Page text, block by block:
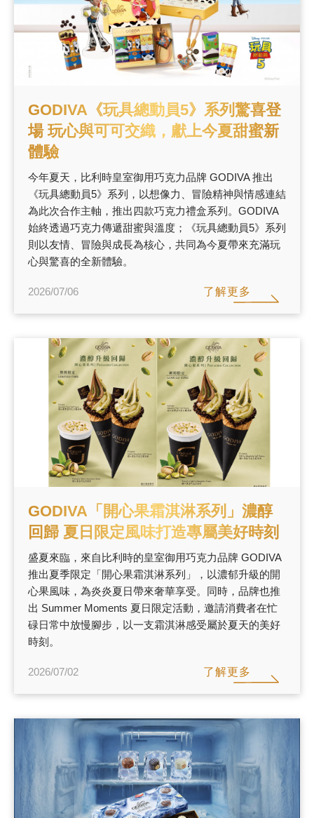
霜淇淋
飲品
蛋糕
可芙
GODIVA《玩具總動員5》系列驚喜登
場 玩心與可可交織，獻上今夏甜蜜新
體驗
今年夏天，比利時皇室御用巧克力品牌 GODIVA 推出
《玩具總動員5》系列，以想像力、冒險精神與情感連結
為此次合作主軸，推出四款巧克力禮盒系列。GODIVA
始終透過巧克力傳遞甜蜜與溫度；《玩具總動員5》系列
則以友情、冒險與成長為核心，共同為今夏帶來充滿玩
心與驚喜的全新體驗。
2026/07/06 了解更多
GODIVA「開心果霜淇淋系列」濃醇
回歸 夏日限定風味打造專屬美好時刻
盛夏來臨，來自比利時的皇室御用巧克力品牌 GODIVA
推出夏季限定「開心果霜淇淋系列」，以濃郁升級的開
心果風味，為炎炎夏日帶來奢華享受。同時，品牌也推
出 Summer Moments 夏日限定活動，邀請消費者在忙
碌日常中放慢腳步，以一支霜淇淋感受屬於夏天的美好
時刻。
2026/07/02 了解更多